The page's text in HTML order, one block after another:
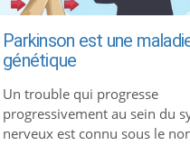
Parkinson est une
génétique
Un trouble qui progresse
progressivement au sein du
nerveux est connu sous le